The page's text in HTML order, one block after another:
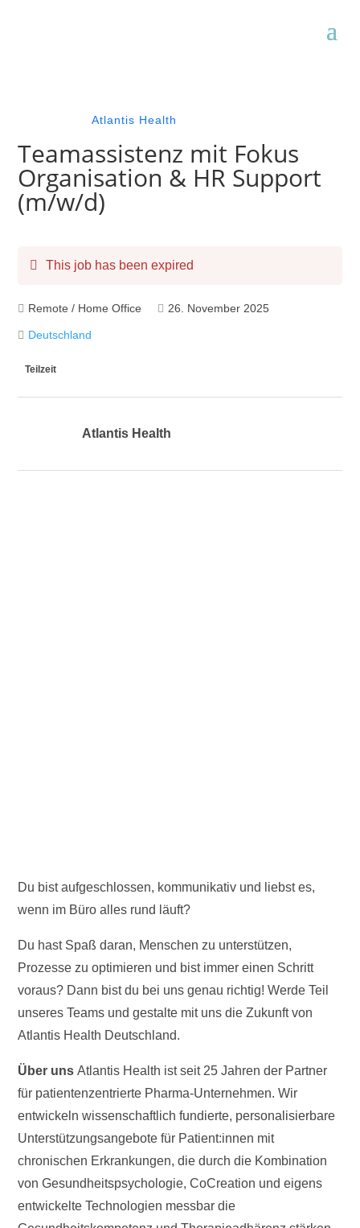
Atlantis Health
Teamassistenz mit Fokus
Organisation & HR Support
(m/w/d)
This job has been expired
Remote / Home Office 26. November 2025
Deutschland
Teilzeit
Atlantis Health
Du bist aufgeschlossen, kommunikativ und liebst es,
wenn im Büro alles rund läuft?
Du hast Spaß daran, Menschen zu unterstützen,
Prozesse zu optimieren und bist immer einen Schritt
voraus? Dann bist du bei uns genau richtig! Werde Teil
unseres Teams und gestalte mit uns die Zukunft von
Atlantis Health Deutschland.
Über unsAtlantis Health ist seit 25 Jahren der Partner
für patientenzentrierte Pharma-Unternehmen. Wir
entwickeln wissenschaftlich fundierte, personalisierbare
Unterstützungsangebote für Patient:innen mit
chronischen Erkrankungen, die durch die Kombination
von Gesundheitspsychologie, CoCreation und eigens
entwickelte Technologien messbar die